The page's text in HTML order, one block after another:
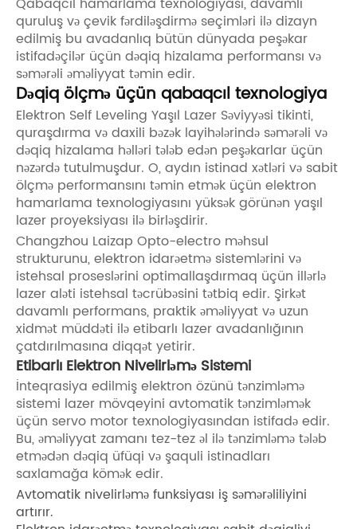
quruluş və çevik fərdiləşdirmə seçimləri ilə dizayn
edilmiş bu avadanlıq bütün dünyada peşəkar
istifadəçilər üçün dəqiq hizalama performansı və
səmərəli əməliyyat təmin edir.
Dəqiq ölçmə üçün qabaqcıl texnologiya
Elektron Self Leveling Yaşıl Lazer Səviyyəsi tikinti,
quraşdırma və daxili bəzək layihələrində səmərəli və
dəqiq hizalama həlləri tələb edən peşəkarlar üçün
nəzərdə tutulmuşdur. O, aydın istinad xətləri və sabit
ölçmə performansını təmin etmək üçün elektron
hamarlama texnologiyasını yüksək görünən yaşıl
lazer proyeksiyası ilə birləşdirir.
Changzhou Laizap Opto-electro məhsul
strukturunu, elektron idarəetmə sistemlərini və
istehsal proseslərini optimallaşdırmaq üçün illərlə
lazer aləti istehsal təcrübəsini tətbiq edir. Şirkət
davamlı performans, praktik əməliyyat və uzun
xidmət müddəti ilə etibarlı lazer avadanlığının
çatdırılmasına diqqət yetirir.
Etibarlı Elektron Nivelirləmə Sistemi
İnteqrasiya edilmiş elektron özünü tənzimləmə
sistemi lazer mövqeyini avtomatik tənzimləmək
üçün servo motor texnologiyasından istifadə edir.
Bu, əməliyyat zamanı tez-tez əl ilə tənzimləmə tələb
etmədən dəqiq üfüqi və şaquli istinadları
saxlamağa kömək edir.
Avtomatik nivelirləmə funksiyası iş səmərəliliyini
artırır.